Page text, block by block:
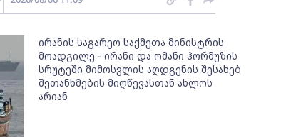
ირანის საგარეო საქმეთა მინისტრის
მოადგილე - ირანი და ომანი ჰორმუზის
სრუტეში მიმოსვლის აღდგენის შესახებ
შეთანხმების მიღწევასთან ახლოს
არიან